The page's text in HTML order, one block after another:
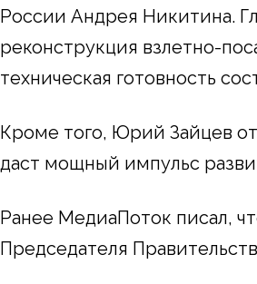
России Андрея Никитина.
реконструкция взлетно-
техническая готовность
Кроме того, Юрий Зайцев
даст мощный импульс
Ранее МедиаПоток писал,
Председателя